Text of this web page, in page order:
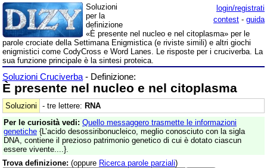
login/registrati
contest - guida
Soluzioni
per la
definizione
«È presente nel nucleo e nel citoplasma» per le
parole crociate della Settimana Enigmistica (e riviste simili) e altri giochi
enigmistici come CodyCross e Word Lanes. Le risposte per i cruciverba. La
sua funzione principale è la sintesi proteica.
Soluzioni Cruciverba - Definizione:
È presente nel nucleo e nel citoplasma
Soluzioni - tre lettere: RNA
Per le curiosità vedi: Quello messaggero trasmette le informazioni
genetiche {L’acido desossiribonucleico, meglio conosciuto con la sigla
DNA, contiene il prezioso patrimonio genetico di cui è dotato ciascun
essere vivente....}.
Trova definizione: (oppure Ricerca parole parziali)